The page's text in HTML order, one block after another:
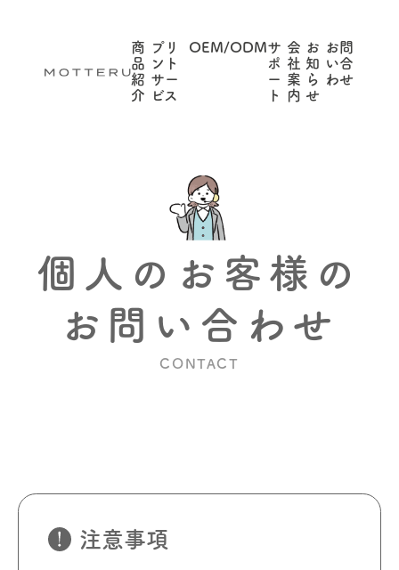
商
品
紹
介
プリ
ント
サー
ビス
OEM/ODMサ
ポ
ー
ト
会
社
案
内
お
知
ら
せ
お問
い合
わせ
個人のお客様の
お問い合わせ
CONTACT
注意事項